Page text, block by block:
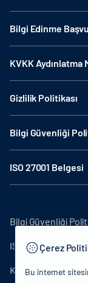
Bilgi Edinme
KVKK Aydınlatma
Gizlilik Politikası
Bilgi Güvenliği
ISO 27001 Belgesi
Bilgi Güvenliği
ISO27001
KVKK Aydınlatma
Çerez
Bu internet